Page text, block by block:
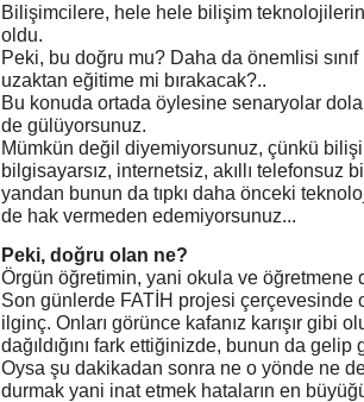
Bilişimcilere, hele hele bilişim
oldu.
Peki, bu doğru mu? Daha da önemlisi
uzaktan eğitime mi bırakacak?..
Bu konuda ortada öylesine senaryolar
de gülüyorsunuz.
Mümkün değil diyemiyorsunuz, çünkü
bilgisayarsız, internetsiz, akıllı telefonsuz
yandan bunun da tıpkı daha önceki
de hak vermeden edemiyorsunuz...
Peki, doğru olan ne?
Örgün öğretimin, yani okula ve öğretmene
Son günlerde FATİH projesi
ilginç. Onları görünce kafanız karışır gibi
dağıldığını fark ettiğinizde, bunun da
Oysa şu dakikadan sonra ne o yönde ne
durmak yani inat etmek hataların en